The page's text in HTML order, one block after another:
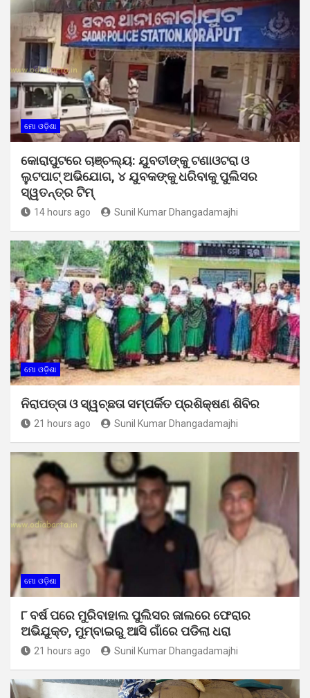
ମୋ ଓଡ଼ିଶା
କୋରାପୁଟରେ ଚାଞ୍ଚଲ୍ୟ: ଯୁବତୀଙ୍କୁ ଟଣାଓଟରା ଓ
ଲୁଟପାଟ୍ ଅଭିଯୋଗ, ୪ ଯୁବକଙ୍କୁ ଧରିବାକୁ ପୁଲିସର
ସ୍ୱତନ୍ତ୍ର ଟିମ୍
14 hours ago Sunil Kumar Dhangadamajhi
ମୋ ଓଡ଼ିଶା
ନିରାପତ୍ତା ଓ ସ୍ୱଚ୍ଛତା ସମ୍ପର୍କିତ ପ୍ରଶିକ୍ଷଣ ଶିବିର
21 hours ago Sunil Kumar Dhangadamajhi
ମୋ ଓଡ଼ିଶା
୮ ବର୍ଷ ପରେ ମୁରିବାହାଲ ପୁଲିସର ଜାଲରେ ଫେରାର
ଅଭିଯୁକ୍ତ, ମୁମ୍ବାଇରୁ ଆସି ଗାଁରେ ପଡିଲା ଧରା
21 hours ago Sunil Kumar Dhangadamajhi